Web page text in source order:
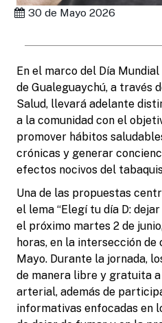
30 de Mayo 2026
En el marco del Día
de Gualeguaychú, a través
Salud, llevará adelante
a la comunidad con el
promover hábitos
crónicas y generar
efectos nocivos del
Una de las propuestas
el lema “Elegí tu día D:
el próximo martes 2 de
horas, en la intersección de
Mayo. Durante la jornada,
de manera libre y gratuita
arterial, además de
informativas enfocadas en